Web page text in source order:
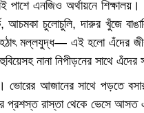
পাশে এনজিও অর্থায়নে
চুলোচুলি, দারুর খুঁজে
হঠাৎ মল্লযুদ্ধ— এই হলো এঁদের
নানা নিপীড়নের সাথে এঁদের
আজানের সাথে পড়তে
প্রশস্ত রাস্তা থেকে ভেসে